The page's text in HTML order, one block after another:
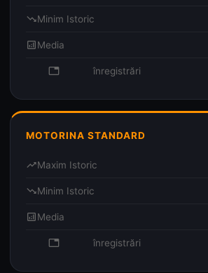
trending_downMinim Istoric
analyticsMedia
database înregistrări
MOTORINA STANDARD
trending_upMaxim Istoric
trending_downMinim Istoric
analyticsMedia
database înregistrări